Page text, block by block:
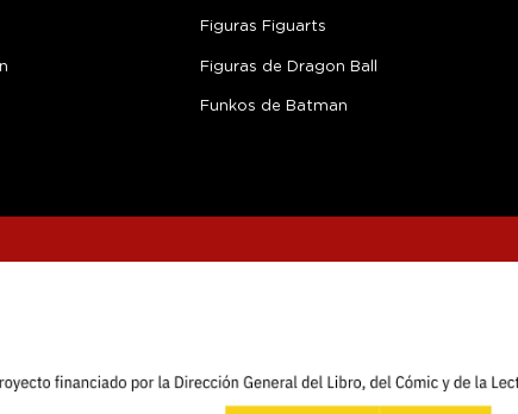
Figuras Figuarts
Figuras de Dragon Ball
Funkos de Batman